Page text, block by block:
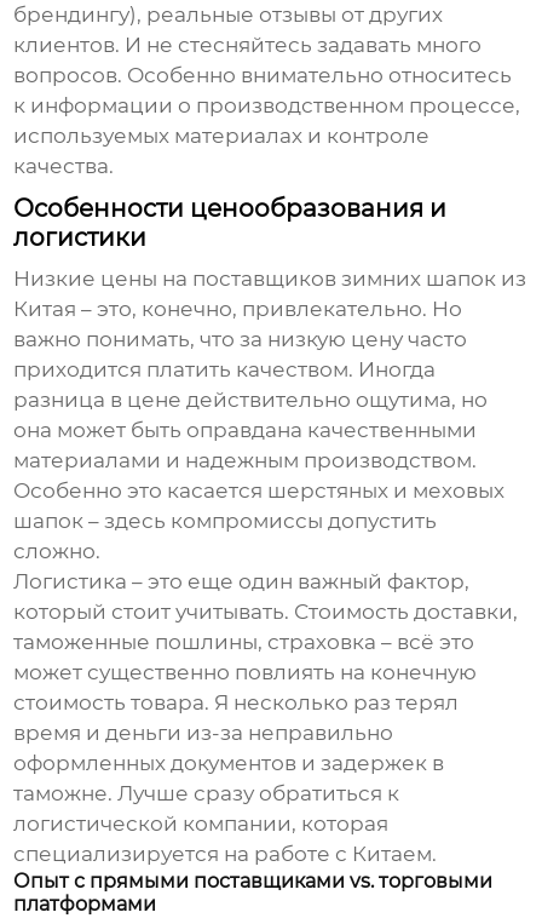
брендингу), реальные отзывы от других
клиентов. И не стесняйтесь задавать много
вопросов. Особенно внимательно относитесь
к информации о производственном процессе,
используемых материалах и контроле
качества.
Особенности ценообразования и
логистики
Низкие цены на поставщиков зимних шапок из
Китая – это, конечно, привлекательно. Но
важно понимать, что за низкую цену часто
приходится платить качеством. Иногда
разница в цене действительно ощутима, но
она может быть оправдана качественными
материалами и надежным производством.
Особенно это касается шерстяных и меховых
шапок – здесь компромиссы допустить
сложно.
Логистика – это еще один важный фактор,
который стоит учитывать. Стоимость доставки,
таможенные пошлины, страховка – всё это
может существенно повлиять на конечную
стоимость товара. Я несколько раз терял
время и деньги из-за неправильно
оформленных документов и задержек в
таможне. Лучше сразу обратиться к
логистической компании, которая
специализируется на работе с Китаем.
Опыт с прямыми поставщиками vs. торговыми
платформами